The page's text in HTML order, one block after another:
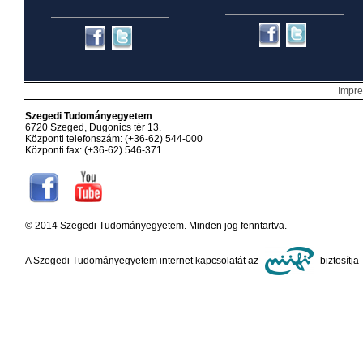
Szegedi Tudományegyetem
6720 Szeged, Dugonics tér 13.
Központi telefonszám: (+36-62) 544-000
Központi fax: (+36-62) 546-371
© 2014 Szegedi Tudományegyetem. Minden jog fenntartva.
A Szegedi Tudományegyetem internet kapcsolatát az biztosítja